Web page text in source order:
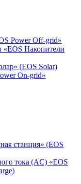
Power Off-grid»
«EOS Накопители
(EOS Solar)
On-grid»
станция» (EOS
тока (AC) «EOS